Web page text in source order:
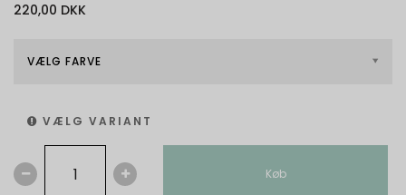
220,00 DKK
VÆLG FARVE
VÆLG VARIANT
Køb